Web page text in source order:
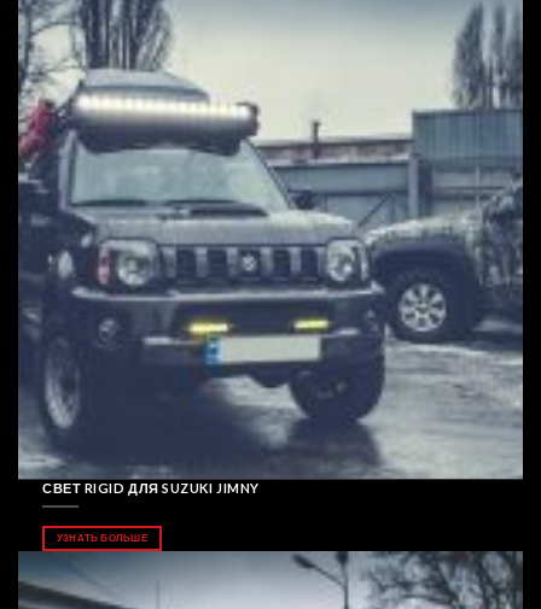
СВЕТ RIGID ДЛЯ SUZUKI JIMNY
УЗНАТЬ БОЛЬШЕ